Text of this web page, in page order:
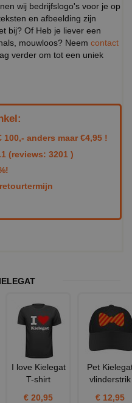
wij bedrijfslogo's voor je op
en afbeelding zijn
bij? Of Heb je liever een
mouwloos? Neem contact
verder om tot een uniek
anders maar €4,95 !
(reviews: 3201 )
I love Kielegat
T-shirt
€ 20,95
Pet
vlinderstrik
€ 12,95